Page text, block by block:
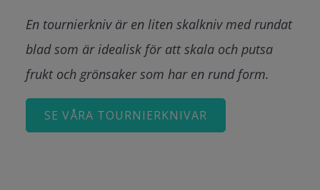
En tournierkniv är en liten skalkniv med rundat
blad som är idealisk för att skala och putsa
frukt och grönsaker som har en rund form.
SE VÅRA TOURNIERKNIVAR